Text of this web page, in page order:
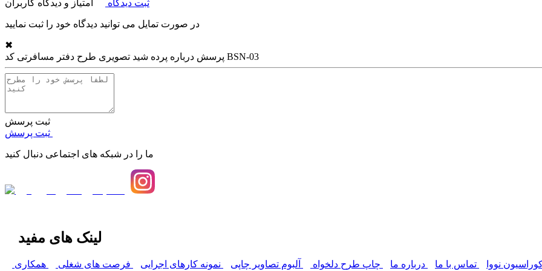
ثبت دیدگاه امتیاز و دیدگاه کاربران
در صورت تمایل می توانید دیدگاه خود را ثبت نمایید
✖
پرسش درباره پرده شید تصویری طرح دفتر مسافرتی کد BSN-03
ثبت پرسش
ما را در شبکه های اجتماعی دنبال کنید
لینک های مفید
نووا تماس با ما درباره ما چاپ طرح دلخواه آلبوم تصاویر چاپی نمونه کارهای اجرایی فرصت های شغلی همکاری